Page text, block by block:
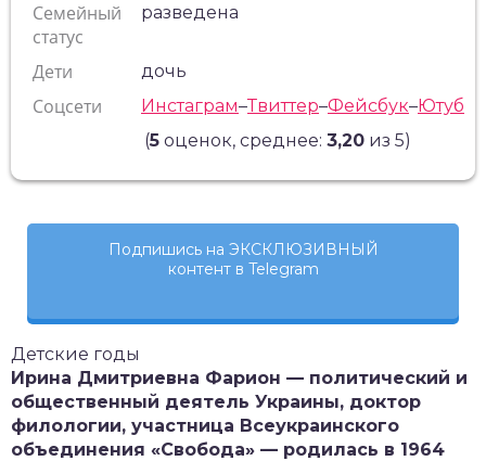
Семейный
статус
разведена
Дети дочь
Соцсети Инстаграм–Твиттер–Фейсбук–Ютуб
(5 оценок, среднее: 3,20 из 5)
Подпишись на ЭКСКЛЮЗИВНЫЙ
контент в Telegram
Детские годы
Ирина Дмитриевна Фарион — политический и
общественный деятель Украины, доктор
филологии, участница Всеукраинского
объединения «Свобода» — родилась в 1964